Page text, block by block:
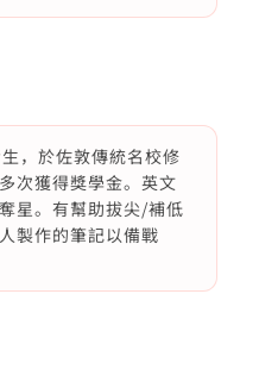
，於佐敦傳統名校修
次獲得獎學金。英文
星。有幫助拔尖/補低
製作的筆記以備戰